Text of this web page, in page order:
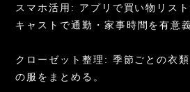
スマホ活用: アプリで買い物リス
キャストで通勤・家事時間を有意
クローゼット整理: 季節ごとの衣
の服をまとめる。